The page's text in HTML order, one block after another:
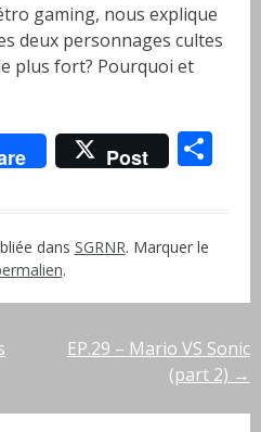
gaming, nous explique
deux personnages cultes
plus fort? Pourquoi et
Post
dans SGRNR. Marquer le
.
EP.29 – Mario VS Sonic
(part 2) →